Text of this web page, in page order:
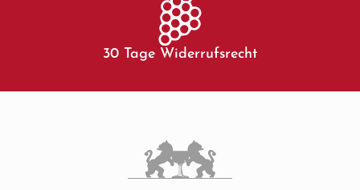
30 Tage Widerrufsrecht